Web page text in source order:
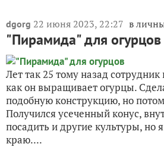
dgorg 22 июня 2023, 22:27 в
"Пирамида" для огурцов
Лет так 25 тому назад сотрудник
как он выращивает огурцы.
подобную конструкцию, но
Получился усеченный конус,
посадить и другие культуры, но
краю....